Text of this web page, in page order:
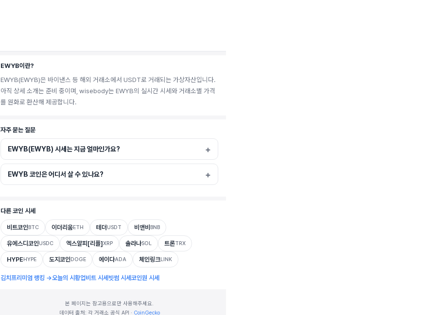
EWYB이란?
EWYB(EWYB)은 바이낸스 등 해외 거래소에서 USDT로 거래되는 가상자산입니다.
아직 상세 소개는 준비 중이며, wisebody는 EWYB의 실시간 시세와 거래소별 가격
를 원화로 환산해 제공합니다.
자주 묻는 질문
EWYB(EWYB) 시세는 지금 얼마인가요?
EWYB 코인은 어디서 살 수 있나요?
다른 코인 시세
비트코인BTC 이더리움ETH 테더USDT 비앤비 BNB
유에스디코인USDC 엑스알피[리플]XRP 솔라나SOL 트론TRX
HYPEHYPE 도지코인DOGE 에이다ADA 체인링크LINK
김치프리미엄 랭킹 →오늘의 시황업비트 시세 빗썸 시세 코인원 시세
본 페이지는 참고용으로만 사용해주세요.
데이터 출처: 각 거래소 공식 API · CoinGecko